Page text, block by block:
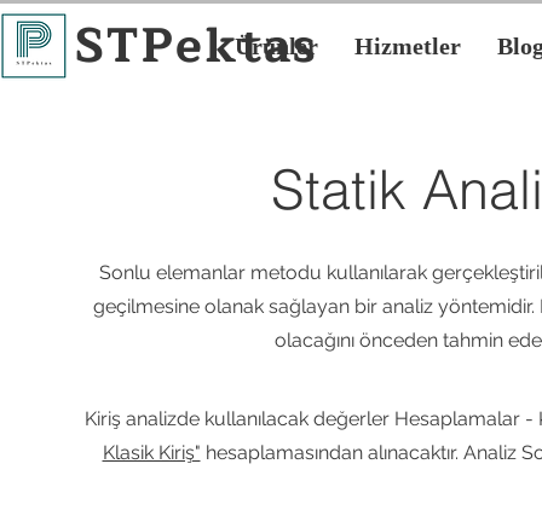
STPektas
Ürünler Hizmetler
Statik
Sonlu elemanlar metodu kullanılarak
geçilmesine olanak sağlayan bir analiz
olacağını önceden tahmin
Kiriş analizde kullanılacak değerler Hesaplamalar
Klasik Kiriş" hesaplamasından alınacaktır. Analiz